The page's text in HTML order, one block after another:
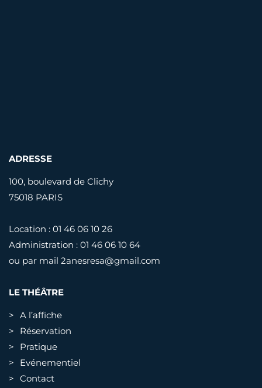
ADRESSE
100, boulevard de Clichy
75018 PARIS
Location : 01 46 06 10 26
Administration : 01 46 06 10 64
ou par mail 2anesresa@gmail.com
LE THÉÂTRE
A l’affiche
Réservation
Pratique
Evénementiel
Contact